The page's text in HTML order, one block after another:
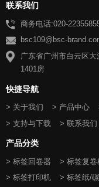
联系我们
商务电话:020-
bsc109@bsc-
广东省广州市白云区
1401房
快捷导航
> 关于我们 > 产品中心
> 支持与下载
> 联系我们
产品分类
> 标签回卷器 > 标签复卷
> 标签打印机
> 标签纸/